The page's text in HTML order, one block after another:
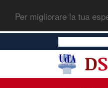
Per migliorare la tua